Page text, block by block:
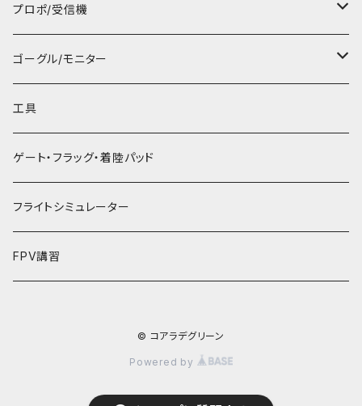
飛行機
ヘリ
BECユニット
LED/ブザー
リモートID
アクセサリー
GPS
３Dプリントパーツ
ブザー、センサー・アクセサリー
飛行機/ヘリ用
ブラジモーターESC
35mm 1.0mmシャフト用
40mm 1.0mmシャフト用
40mm 1.5mmシャフト用
45mm 1.5mmシャフト用
51mm 1.5mmシャフト用
T-Styleネジ止め
録画カメラ
アンテナ
VTX
カメラアクセサリー
動力用バッテリー
1Sバッテリー
２Sバッテリー
ゴーグル、プロポ、受信機用バッテリー
充電器/バッテリーチェッカー
コネクター ケーブル
プロポ/受信機
プロポ本体
受信機
ELRS TXモジュール
プロポアクセサリー
テレメトリーセンサー
ゴーグル/モニター
ゴーグル本体
モニター本体
ゴーグルアクセサリー
アンテナ
工具
ゲート・フラッグ・着陸パッド
フライトシミュレーター
FPV講習
© コアラデグリーン
Powered by